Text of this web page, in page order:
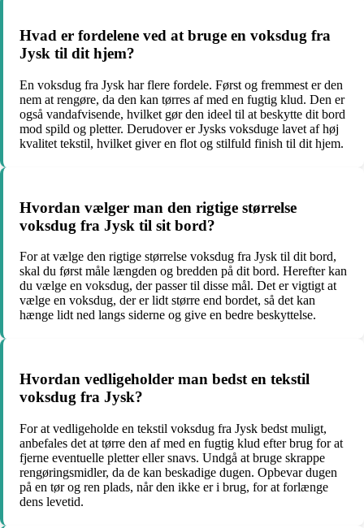
Hvad er fordelene ved at bruge en voksdug fra
Jysk til dit hjem?
En voksdug fra Jysk har flere fordele. Først og fremmest er den
nem at rengøre, da den kan tørres af med en fugtig klud. Den er
også vandafvisende, hvilket gør den ideel til at beskytte dit bord
mod spild og pletter. Derudover er Jysks voksduge lavet af høj
kvalitet tekstil, hvilket giver en flot og stilfuld finish til dit hjem.
Hvordan vælger man den rigtige størrelse
voksdug fra Jysk til sit bord?
For at vælge den rigtige størrelse voksdug fra Jysk til dit bord,
skal du først måle længden og bredden på dit bord. Herefter kan
du vælge en voksdug, der passer til disse mål. Det er vigtigt at
vælge en voksdug, der er lidt større end bordet, så det kan
hænge lidt ned langs siderne og give en bedre beskyttelse.
Hvordan vedligeholder man bedst en tekstil
voksdug fra Jysk?
For at vedligeholde en tekstil voksdug fra Jysk bedst muligt,
anbefales det at tørre den af med en fugtig klud efter brug for at
fjerne eventuelle pletter eller snavs. Undgå at bruge skrappe
rengøringsmidler, da de kan beskadige dugen. Opbevar dugen
på en tør og ren plads, når den ikke er i brug, for at forlænge
dens levetid.